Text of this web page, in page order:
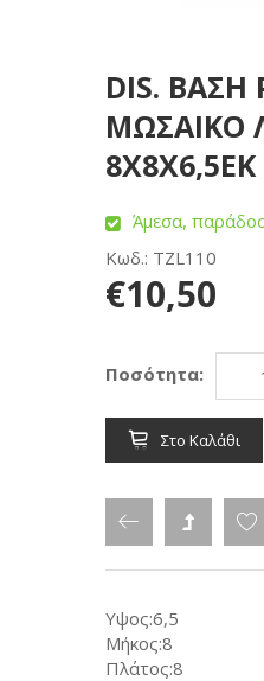
DIS. ΒΑΣΗ
ΜΩΣΑΙΚΟ
8Χ8Χ6,5ΕΚ
Άμεσα,
Κωδ.: TZL110
€10,50
Ποσότητα:
Στο Καλάθι
Υψος:6,5
Μήκος:8
Πλάτος:8